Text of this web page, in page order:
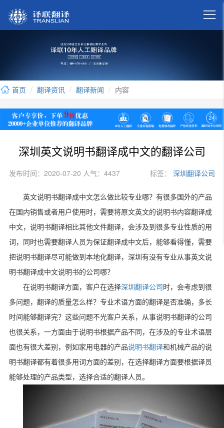

首页 翻译资讯 翻译新闻 内容
深圳英文说明书翻译成中文的翻译公司
发布时间：2020-07-20 人气：4437 标签： 深圳翻译公司
英文说明书翻译成中文怎么做比较专业哪？有很多国外的产品
在国内销售或者用户使用时，需要将原文英文的说明书内容翻译成
中文，说明书翻译相比其他文件翻译，会涉及到很多专业性质的用
词，同时也需要翻译人员为保证翻译成中文后，能够看得懂，需要
把说明书翻译尽可能做到本地化翻译，深圳有没有专业从事英文说
明书翻译成中文说明书的公司哪？
在说明书翻译方面，客户在选择深圳翻译公司 时，会考虑到很
多问题，翻译的质量怎么样？专业术语方面的翻译是否准确，多长
时间能够翻译完？这些问题不光客户关系，从事说明书翻译的公司
也很关系，一方面由于说明书根据产品不同，在涉及的专业术语层
面也有很大差别，例如家用电器的产品说明书翻译和机械产品的说
明书翻译都有着很多用词方面的差别，在选择翻译方面要根据译员
能够处理的产品类型，选择合适的翻译人员。